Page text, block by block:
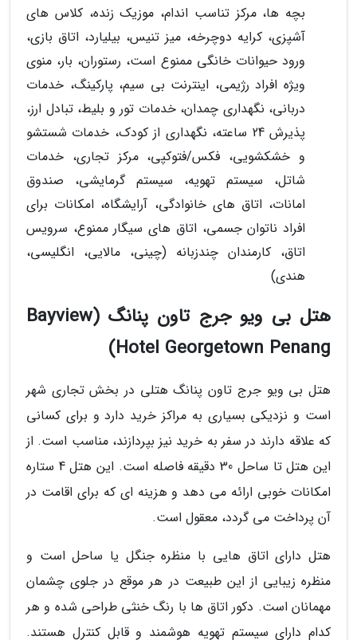
بچه ها، مرکز تناسب اندام، موزیک زنده، کلاس های
آشپزی، کرایه دوچرخه، میز تنیس، بیلیارد، اتاق بازی،
ورود حیوانات خانگی ممنوع است، رستوران، بار، منوی
ویژه افراد رژیمی، اینترنت بی سیم، پارکینگ، خدمات
دربانی، نگهداری چمدان، خدمات تور و بلیط، تبادل ارز،
پذیرش 24 ساعته، نگهداری از کودک، خدمات شستشو
و خشکشویی، فکس/فتوکپی، مرکز تجاری، خدمات
شاتل، سیستم تهویه، سیستم گرمایشی، صندوق
امانات، اتاق های خانوادگی، آرایشگاه، امکانات برای
افراد ناتوان جسمی، اتاق های سیگار ممنوع، سرویس
اتاق، کارمندان چندزبانه (چینی، مالایی، انگلیسی،
هندی)
هتل بی ویو جرج تاون پنانگ (Bayview
Hotel Georgetown Penang)
هتل بی ویو جرج تاون پنانگ هتلی در بخش تجاری شهر
است و نزدیکی بسیاری به مراکز خرید دارد و برای کسانی
که علاقه دارند در سفر به خرید نیز بپردازند، مناسب است. از
این هتل تا ساحل 30 دقیقه فاصله است. این هتل 4 ستاره
امکانات خوبی ارائه می دهد و هزینه ای که برای اقامت در
آن پرداخت می گردد، معقول است.
هتل دارای اتاق هایی با منظره جنگل یا ساحل است و
منظره زیبایی از این طبیعت در هر موقع در جلوی چشمان
مهمانان است. دکور اتاق ها با رنگ خنثی طراحی شده و هر
کدام دارای سیستم تهویه هوشمند و قابل کنترل هستند.